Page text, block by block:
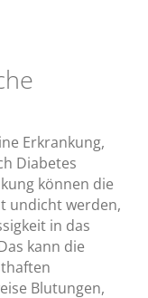
Erkrankung,
Diabetes
können die
undicht werden,
in das
kann die
Blutungen,